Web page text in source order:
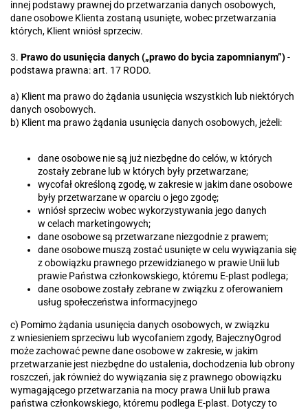
innej podstawy prawnej do przetwarzania danych osobowych,
dane osobowe Klienta zostaną usunięte, wobec przetwarzania
których, Klient wniósł sprzeciw.
3. Prawo do usunięcia danych („prawo do bycia zapomnianym”)-
podstawa prawna: art. 17 RODO.
a) Klient ma prawo do żądania usunięcia wszystkich lub niektórych
danych osobowych.
b) Klient ma prawo żądania usunięcia danych osobowych, jeżeli:
dane osobowe nie są już niezbędne do celów, w których
zostały zebrane lub w których były przetwarzane;
wycofał określoną zgodę, w zakresie w jakim dane osobowe
były przetwarzane w oparciu o jego zgodę;
wniósł sprzeciw wobec wykorzystywania jego danych
w celach marketingowych;
dane osobowe są przetwarzane niezgodnie z prawem;
dane osobowe muszą zostać usunięte w celu wywiązania się
z obowiązku prawnego przewidzianego w prawie Unii lub
prawie Państwa członkowskiego, któremu E-plast podlega;
dane osobowe zostały zebrane w związku z oferowaniem
usług społeczeństwa informacyjnego
c) Pomimo żądania usunięcia danych osobowych, w związku
z wniesieniem sprzeciwu lub wycofaniem zgody, BajecznyOgrod
może zachować pewne dane osobowe w zakresie, w jakim
przetwarzanie jest niezbędne do ustalenia, dochodzenia lub obrony
roszczeń, jak również do wywiązania się z prawnego obowiązku
wymagającego przetwarzania na mocy prawa Unii lub prawa
państwa członkowskiego, któremu podlega E-plast. Dotyczy to